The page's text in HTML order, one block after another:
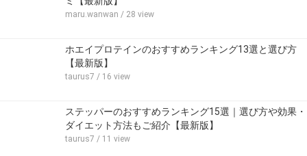
maru.wanwan / 28 view
ホエイプロテインのおすすめランキング13選と選び方
【最新版】
taurus7 / 16 view
ステッパーのおすすめランキング15選｜選び方や効果・
ダイエット方法もご紹介【最新版】
taurus7 / 11 view